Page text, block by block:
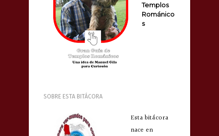
Templos
Románico
s
SOBRE ESTA BITÁCORA
Esta bitácora
nace en